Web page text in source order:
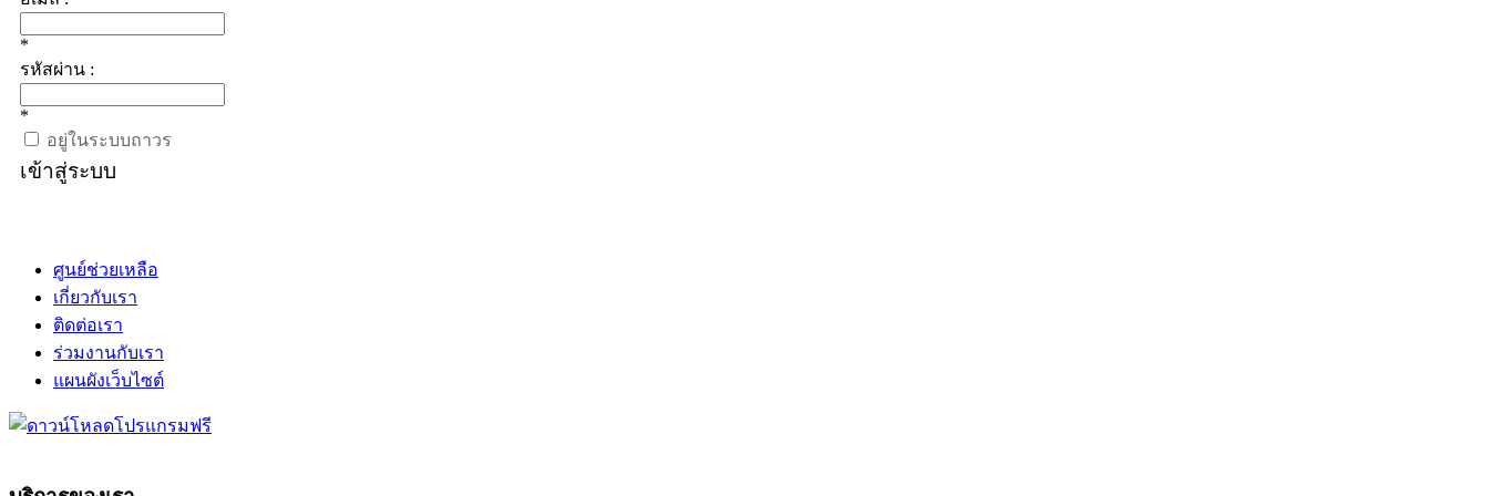
*
รหัสผ่าน :
*
อยู่ในระบบถาวร
เข้าสู่ระบบ
ศูนย์ช่วยเหลือ
เกี่ยวกับเรา
ติดต่อเรา
ร่วมงานกับเรา
แผนผังเว็บไซต์